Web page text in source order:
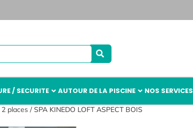
/ SECURITE AUTOUR DE LA PISCINE NOS SERVICES
2 places / SPA KINEDO LOFT ASPECT BOIS